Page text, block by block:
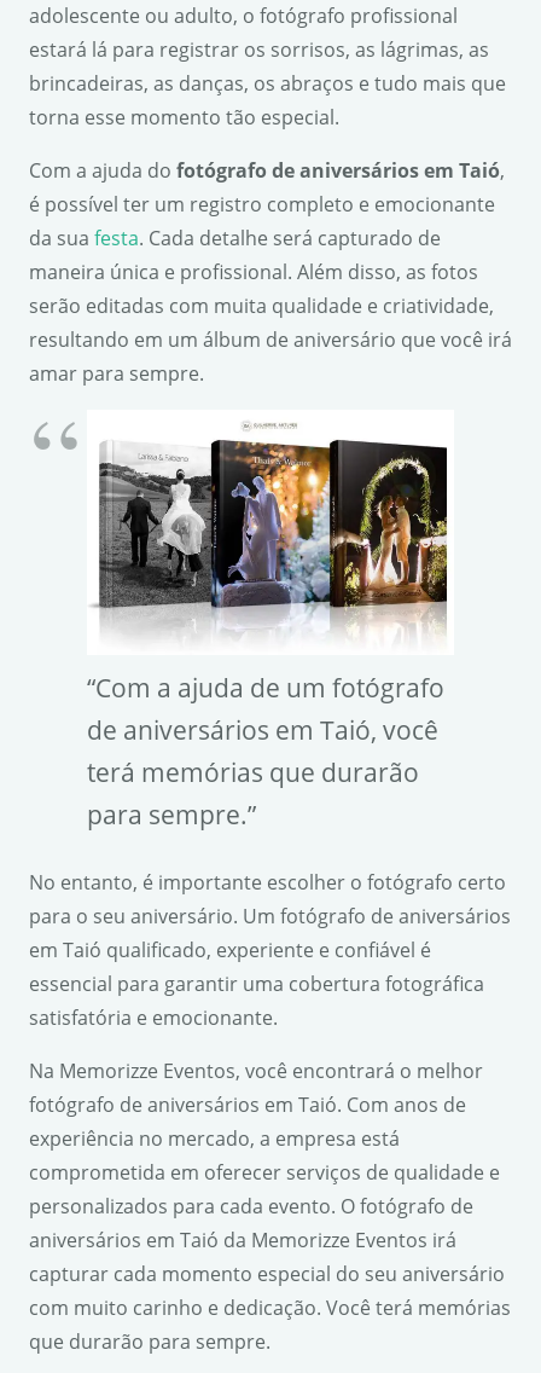
adolescente ou adulto, o fotógrafo profissional
estará lá para registrar os sorrisos, as lágrimas, as
brincadeiras, as danças, os abraços e tudo mais que
torna esse momento tão especial.
Com a ajuda do fotógrafo de aniversários em Taió,
é possível ter um registro completo e emocionante
da sua festa. Cada detalhe será capturado de
maneira única e profissional. Além disso, as fotos
serão editadas com muita qualidade e criatividade,
resultando em um álbum de aniversário que você irá
amar para sempre.
“Com a ajuda de um fotógrafo
de aniversários em Taió, você
terá memórias que durarão
para sempre.”
No entanto, é importante escolher o fotógrafo certo
para o seu aniversário. Um fotógrafo de aniversários
em Taió qualificado, experiente e confiável é
essencial para garantir uma cobertura fotográfica
satisfatória e emocionante.
Na Memorizze Eventos, você encontrará o melhor
fotógrafo de aniversários em Taió. Com anos de
experiência no mercado, a empresa está
comprometida em oferecer serviços de qualidade e
personalizados para cada evento. O fotógrafo de
aniversários em Taió da Memorizze Eventos irá
capturar cada momento especial do seu aniversário
com muito carinho e dedicação. Você terá memórias
que durarão para sempre.